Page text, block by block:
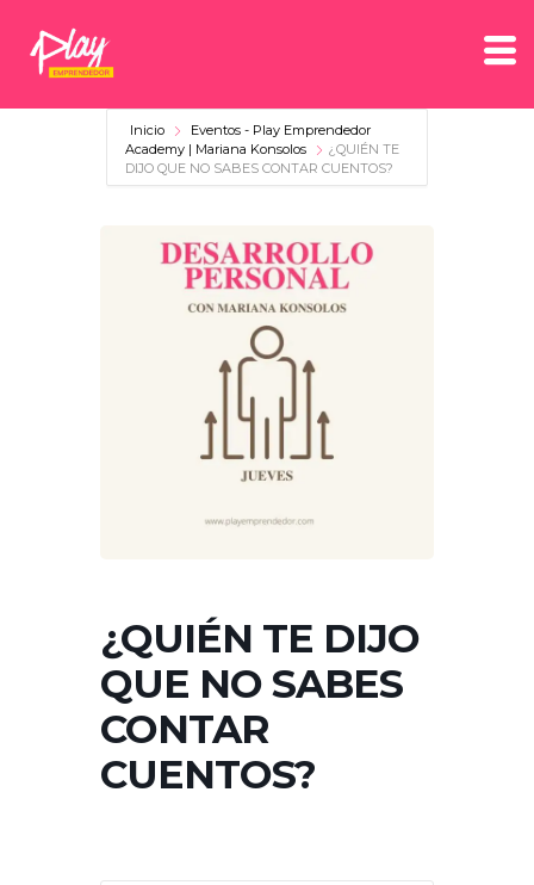
Inicio
Eventos - Play Emprendedor
Academy | Mariana Konsolos
¿QUIÉN TE
DIJO QUE NO SABES CONTAR CUENTOS?
¿QUIÉN TE DIJO
QUE NO SABES
CONTAR
CUENTOS?